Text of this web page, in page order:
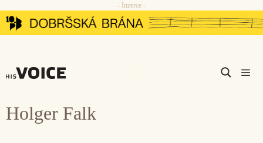
Přeskočit
na
- Inzerce -
Holger Falk